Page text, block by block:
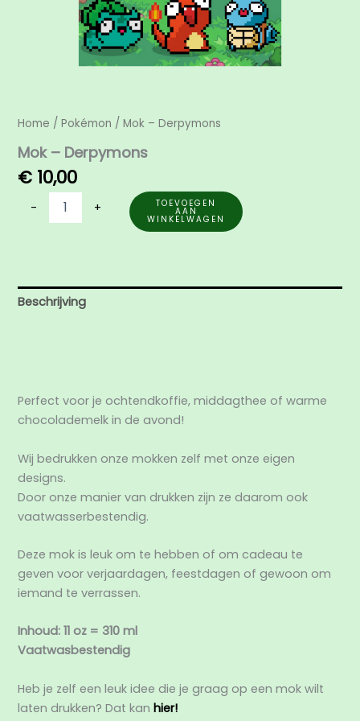
Home /Pokémon / Mok – Derpymons
Mok – Derpymons
€ 10,00
- + TOEVOEGEN
AAN
WINKELWAGEN
Beschrijving
Perfect voor je ochtendkoffie, middagthee of warme
chocolademelk in de avond!
Wij bedrukken onze mokken zelf met onze eigen
designs.
Door onze manier van drukken zijn ze daarom ook
vaatwasserbestendig.
Deze mok is leuk om te hebben of om cadeau te
geven voor verjaardagen, feestdagen of gewoon om
iemand te verrassen.
Inhoud: 11 oz = 310 ml
Vaatwasbestendig
Heb je zelf een leuk idee die je graag op een mok wilt
laten drukken? Dat kanhier!